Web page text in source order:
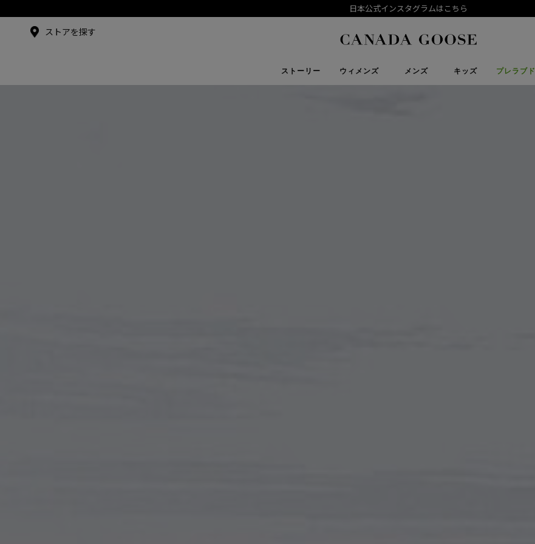
カナダグースの公式LINE、友達登録はこちら。
Canada Goose
ストーリー
アンバサダー
ウィメンズ
シャツ
メンズ キッズ プレラブド
ストアを探す